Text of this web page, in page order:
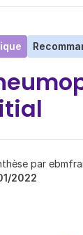
par
2022